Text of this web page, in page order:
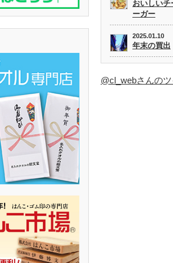
おいしいチ
ーガー
2025.01.10
年末の買出
@cl_webさんのツ